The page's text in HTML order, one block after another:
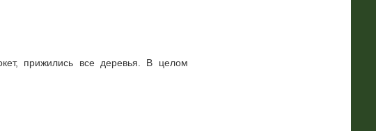
прижились все деревья. В целом